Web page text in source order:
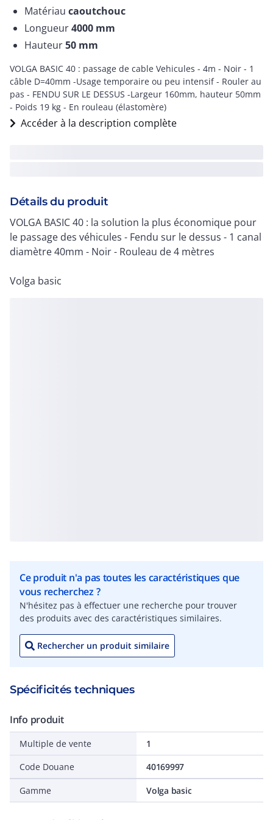
Matériau caoutchouc
Longueur4000 mm
Hauteur50 mm
VOLGA BASIC 40 : passage de cable Vehicules - 4m - Noir - 1
câble D=40mm -Usage temporaire ou peu intensif - Rouler au
pas - FENDU SUR LE DESSUS -Largeur 160mm, hauteur 50mm
- Poids 19 kg - En rouleau (élastomère)
Accéder à la description complète
Détails du produit
VOLGA BASIC 40 : la solution la plus économique pour
le passage des véhicules - Fendu sur le dessus - 1 canal
diamètre 40mm - Noir - Rouleau de 4 mètres
Volga basic
Ce produit n'a pas toutes les caractéristiques que
vous recherchez ?
N'hésitez pas à effectuer une recherche pour trouver
des produits avec des caractéristiques similaires.
Rechercher un produit similaire
Spécificités techniques
Info produit
Multiple de vente
1
Code Douane
40169997
Gamme Volga basic